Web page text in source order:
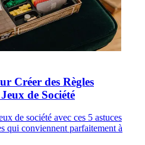
Créer des Règles
de Société
de société avec ces 5 astuces
qui conviennent parfaitement à